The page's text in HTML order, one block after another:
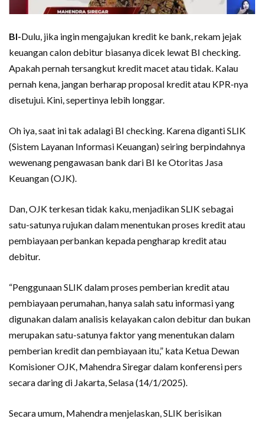
BI-Dulu, jika ingin mengajukan kredit ke bank, rekam jejak
keuangan calon debitur biasanya dicek lewat BI checking.
Apakah pernah tersangkut kredit macet atau tidak. Kalau
pernah kena, jangan berharap proposal kredit atau KPR-nya
disetujui. Kini, sepertinya lebih longgar.
Oh iya, saat ini tak adalagi BI checking. Karena diganti SLIK
(Sistem Layanan Informasi Keuangan) seiring berpindahnya
wewenang pengawasan bank dari BI ke Otoritas Jasa
Keuangan (OJK).
Dan, OJK terkesan tidak kaku, menjadikan SLIK sebagai
satu-satunya rujukan dalam menentukan proses kredit atau
pembiayaan perbankan kepada pengharap kredit atau
debitur.
“Penggunaan SLIK dalam proses pemberian kredit atau
pembiayaan perumahan, hanya salah satu informasi yang
digunakan dalam analisis kelayakan calon debitur dan bukan
merupakan satu-satunya faktor yang menentukan dalam
pemberian kredit dan pembiayaan itu,” kata Ketua Dewan
Komisioner OJK, Mahendra Siregar dalam konferensi pers
secara daring di Jakarta, Selasa (14/1/2025).
Secara umum, Mahendra menjelaskan, SLIK berisikan